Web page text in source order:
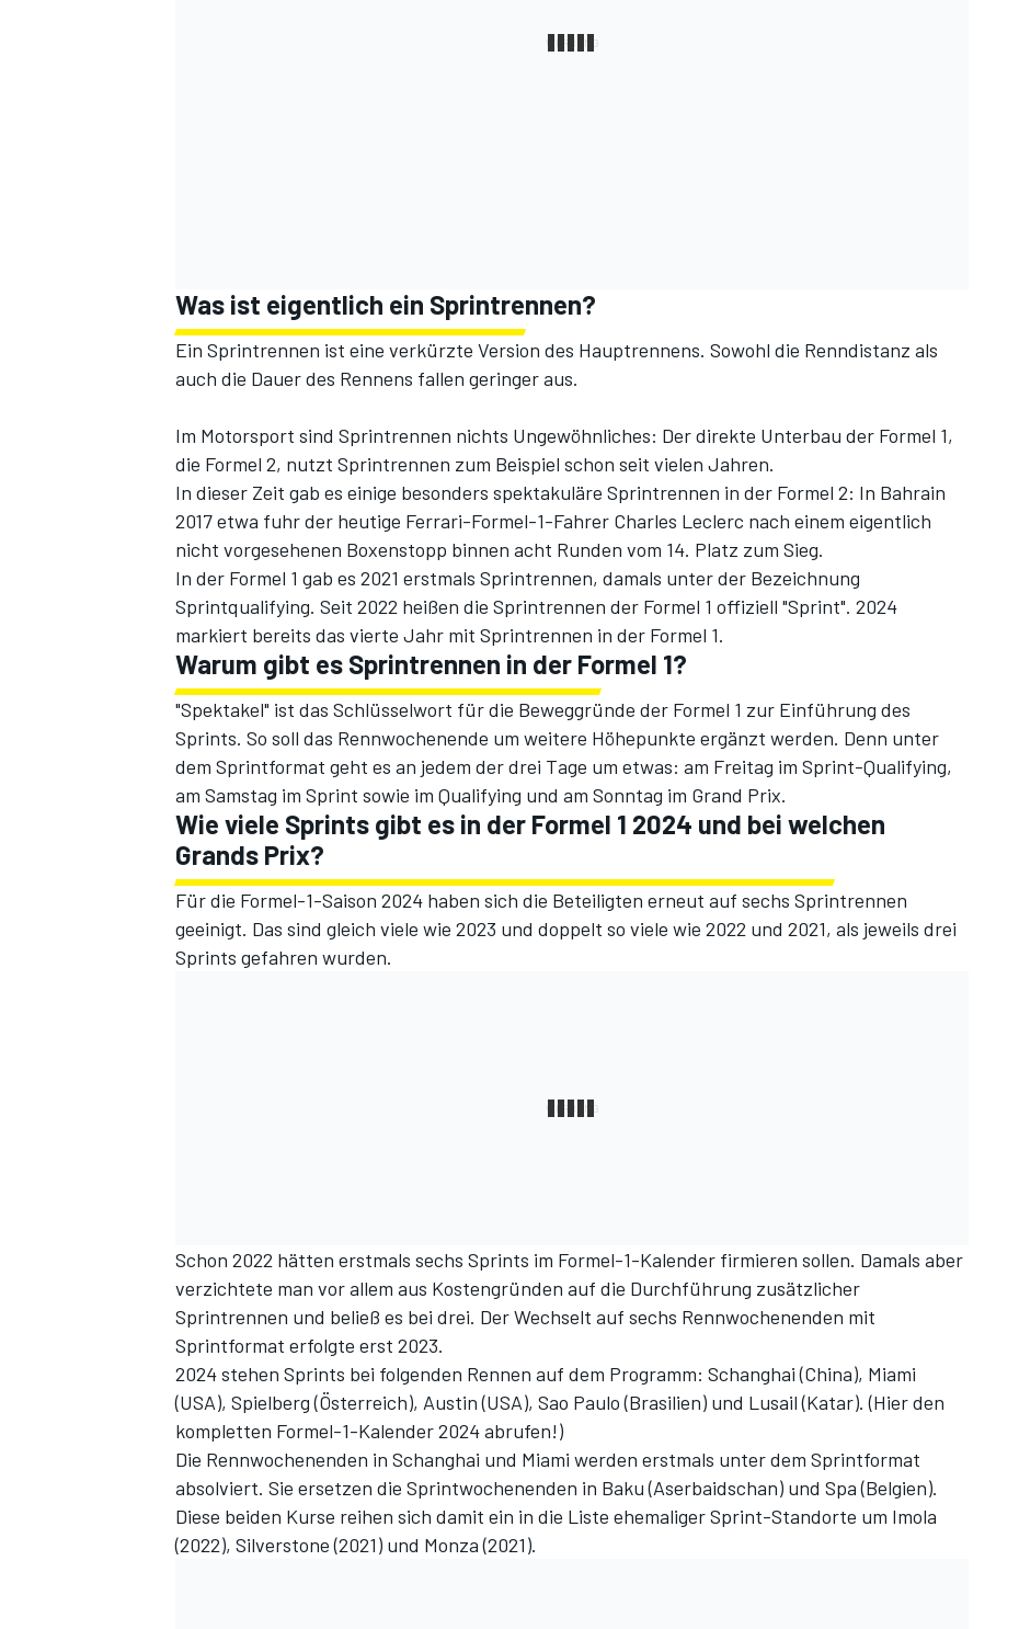
SPORTWAGEN
Was ist eigentlich ein Sprintrennen?
Ein Sprintrennen ist eine verkürzte Version des Hauptrennens. Sowohl die Renndistanz als
auch die Dauer des Rennens fallen geringer aus.
Im Motorsport sind Sprintrennen nichts Ungewöhnliches: Der direkte Unterbau der Formel 1,
die Formel 2, nutzt Sprintrennen zum Beispiel schon seit vielen Jahren.
In dieser Zeit gab es einige besonders spektakuläre Sprintrennen in der Formel 2: In Bahrain
2017 etwa fuhr der heutige Ferrari-Formel-1-Fahrer Charles Leclerc nach einem eigentlich
nicht vorgesehenen Boxenstopp binnen acht Runden vom 14. Platz zum Sieg.
In der Formel 1 gab es 2021 erstmals Sprintrennen, damals unter der Bezeichnung
Sprintqualifying. Seit 2022 heißen die Sprintrennen der Formel 1 offiziell "Sprint". 2024
markiert bereits das vierte Jahr mit Sprintrennen in der Formel 1.
Warum gibt es Sprintrennen in der Formel 1?
"Spektakel" ist das Schlüsselwort für die Beweggründe der Formel 1 zur Einführung des
Sprints. So soll das Rennwochenende um weitere Höhepunkte ergänzt werden. Denn unter
dem Sprintformat geht es an jedem der drei Tage um etwas: am Freitag im Sprint-Qualifying,
am Samstag im Sprint sowie im Qualifying und am Sonntag im Grand Prix.
Wie viele Sprints gibt es in der Formel 1 2024 und bei welchen
Grands Prix?
Für die Formel-1-Saison 2024 haben sich die Beteiligten erneut auf sechs Sprintrennen
geeinigt. Das sind gleich viele wie 2023 und doppelt so viele wie 2022 und 2021, als jeweils drei
Sprints gefahren wurden.
Schon 2022 hätten erstmals sechs Sprints im Formel-1-Kalender firmieren sollen. Damals aber
verzichtete man vor allem aus Kostengründen auf die Durchführung zusätzlicher
Sprintrennen und beließ es bei drei. Der Wechselt auf sechs Rennwochenenden mit
Sprintformat erfolgte erst 2023.
2024 stehen Sprints bei folgenden Rennen auf dem Programm: Schanghai (China), Miami
(USA), Spielberg (Österreich), Austin (USA), Sao Paulo (Brasilien) und Lusail (Katar). (Hier den
kompletten Formel-1-Kalender 2024 abrufen!)
Die Rennwochenenden in Schanghai und Miami werden erstmals unter dem Sprintformat
absolviert. Sie ersetzen die Sprintwochenenden in Baku (Aserbaidschan) und Spa (Belgien).
Diese beiden Kurse reihen sich damit ein in die Liste ehemaliger Sprint-Standorte um Imola
(2022), Silverstone (2021) und Monza (2021).